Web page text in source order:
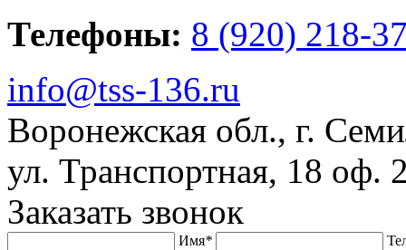
Телефоны: 8 (920) 218-
info@tss-136.ru
Воронежская обл., г.
ул. Транспортная, 18 оф.
Заказать звонок
Имя*